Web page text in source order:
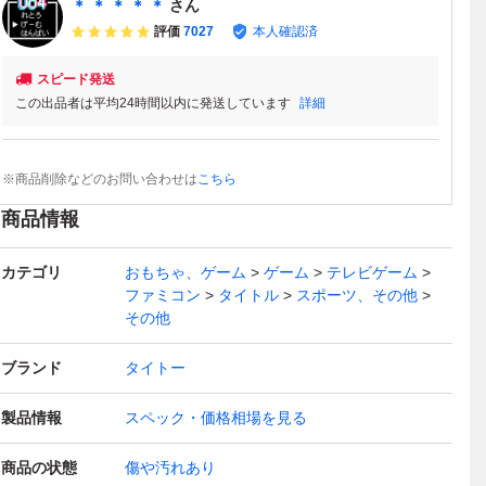
＊ ＊ ＊ ＊ ＊ さん
評価 7027 本人確認済
スピード発送
この出品者は平均24時間以内に発送しています 詳細
※商品削除などのお問い合わせはこちら
商品情報
カテゴリ おもちゃ、ゲーム ゲーム
テレビゲーム
ファミコン
タイトル
スポーツ、その他
その他
ブランド タイトー
製品情報 スペック・価格相場を見る
商品の状態 傷や汚れあり